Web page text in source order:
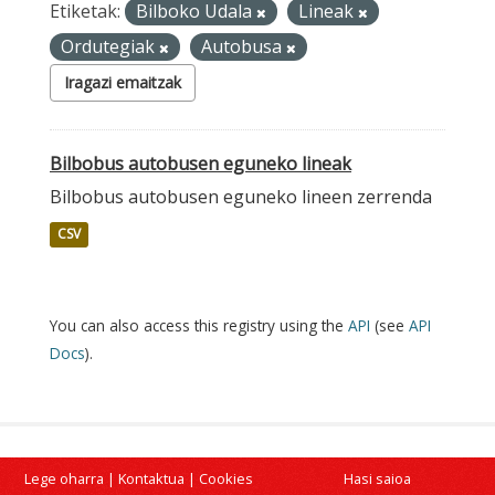
Etiketak: Bilboko Udala
Lineak
Ordutegiak
Autobusa
Iragazi emaitzak
Bilbobus autobusen eguneko lineak
Bilbobus autobusen eguneko lineen zerrenda
CSV
You can also access this registry using the API (see API
Docs).
Lege oharra | Kontaktua | Cookies Hasi saioa